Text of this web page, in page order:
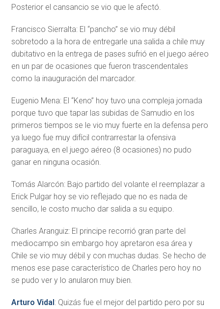
Posterior el cansancio se vio que le afectó.
Francisco Sierralta: El “pancho” se vio muy débil
sobretodo a la hora de entregarle una salida a chile muy
dubitativo en la entrega de pases sufrió en el juego aéreo
en un par de ocasiones que fueron trascendentales
como la inauguración del marcador.
Eugenio Mena: El “Keno” hoy tuvo una compleja jornada
porque tuvo que tapar las subidas de Samudio en los
primeros tiempos se le vio muy fuerte en la defensa pero
ya luego fue muy difícil contrarrestar la ofensiva
paraguaya, en el juego aéreo (8 ocasiones) no pudo
ganar en ninguna ocasión.
Tomás Alarcón: Bajo partido del volante el reemplazar a
Erick Pulgar hoy se vio reflejado que no es nada de
sencillo, le costo mucho dar salida a su equipo.
Charles Aranguiz: El principe recorrió gran parte del
mediocampo sin embargo hoy apretaron esa área y
Chile se vio muy débil y con muchas dudas. Se hecho de
menos ese pase característico de Charles pero hoy no
se pudo ver y lo anularon muy bien.
Arturo Vidal: Quizás fue el mejor del partido pero por su